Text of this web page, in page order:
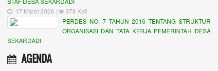
17 Maret 2026 |
378 Kali
PERDES NO. 7 TAHUN 2016 TENTANG STRUKTUR
ORGANISASI DAN TATA KERJA PEMERINTAH DESA
SEKARDADI
AGENDA